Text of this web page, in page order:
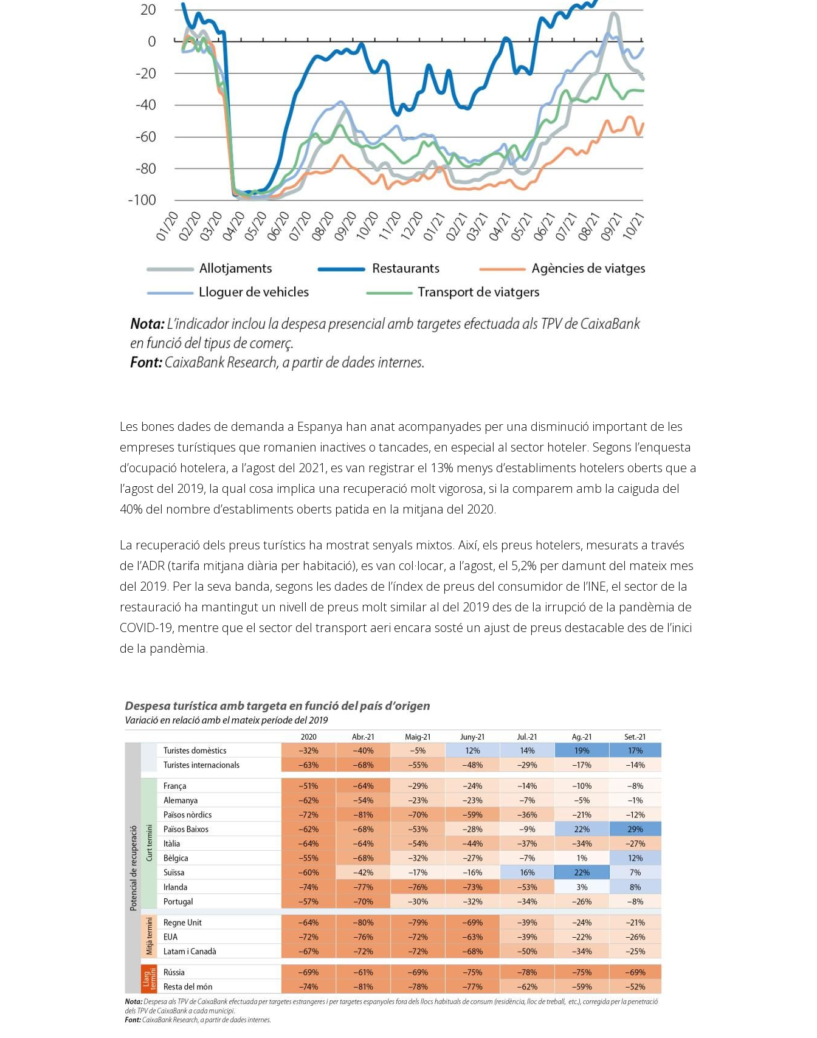
Les bones dades de demanda a Espanya han anat acompanyades per una disminució important de les
empreses turístiques que romanien inactives o tancades, en especial al sector hoteler. Segons l’enquesta
d’ocupació hotelera, a l’agost del 2021, es van registrar el 13% menys d’establiments hotelers oberts que a
l’agost del 2019, la qual cosa implica una recuperació molt vigorosa, si la comparem amb la caiguda del
40% del nombre d’establiments oberts patida en la mitjana del 2020.
La recuperació dels preus turístics ha mostrat senyals mixtos. Així, els preus hotelers, mesurats a través
de l’ADR (tarifa mitjana diària per habitació), es van col·locar, a l’agost, el 5,2% per damunt del mateix mes
del 2019. Per la seva banda, segons les dades de l’índex de preus del consumidor de l’INE, el sector de la
restauració ha mantingut un nivell de preus molt similar al del 2019 des de la irrupció de la pandèmia de
COVID-19, mentre que el sector del transport aeri encara sosté un ajust de preus destacable des de l’inici
de la pandèmia.